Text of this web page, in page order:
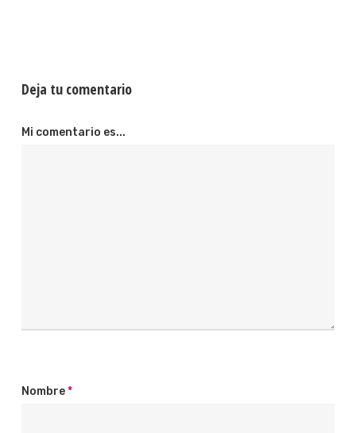
Deja tu comentario
Mi comentario es...
Nombre*